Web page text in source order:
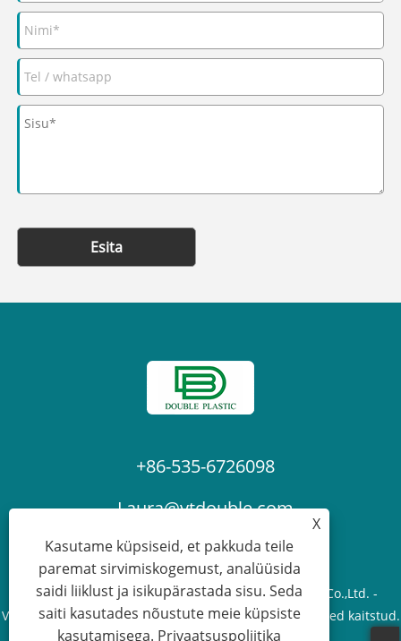
Esita
+86-535-6726098
Laura@ytdouble.com
Autoriõigus © 2022 Yantai Double Plastic Industry Co.,Ltd. -
Varjuvõrk, PE Present, Tellingute kaitsevõrk - Kõik õigused kaitstud.
X
Kasutame küpsiseid, et pakkuda teile
paremat sirvimiskogemust, analüüsida
saidi liiklust ja isikupärastada sisu. Seda
saiti kasutades nõustute meie küpsiste
kasutamisega. Privaatsuspoliitika